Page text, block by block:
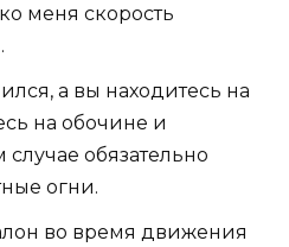
меня скорость
а вы находитесь на
на обочине и
обязательно
огни.
во время движения